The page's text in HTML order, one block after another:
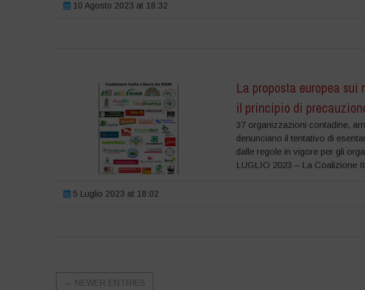
10 Agosto 2023 at 18:32
La proposta europea sui
il principio di
37 organizzazioni contadine,
denunciano il tentativo di
dalle regole in vigore per gli
LUGLIO 2023 – La Coalizione
5 Luglio 2023 at 18:02
← NEWER ENTRIES